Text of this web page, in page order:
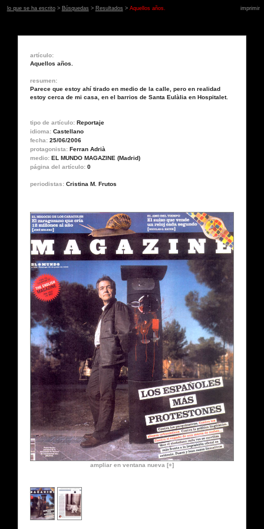
lo que se ha escrito> Búsquedas > Resultados > Aquellos años. imprimir
artículo:
Aquellos años.
resumen:
Parece que estoy ahí tirado en medio de la calle, pero en realidad
estoy cerca de mi casa, en el barrios de Santa Eulàlia en Hospitalet.
tipo de artículo: Reportaje
idioma: Castellano
fecha: 25/06/2006
protagonista: Ferran Adrià
medio: EL MUNDO MAGAZINE (Madrid)
página del artículo: 0
periodistas: Cristina M. Frutos
ampliar en ventana nueva [+]